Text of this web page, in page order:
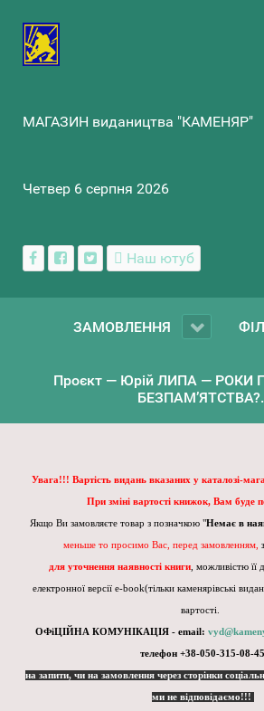
МАГАЗИН видаництва "КАМЕНЯР"
Четвер 6 серпня 2026
Наш ютуб
ЗАМОВЛЕННЯ
Проєкт — Юрій ЛИПА — РОКИ
Увага!!! Вартість видань вказаних у каталозі-
При зміні вартості книжок, Вам буде
Якщо Ви замовляєте товар з позначкою "Немає в
меньше то просимо Вас, перед замовленням,
для уточнення наявності книги , можливістю
електронної версії e-book(тільки каменярівські
вартості.
ОФіЦІЙНА КОМУНІКАЦІЯ - email:
телефон +38-050-315-08-45
на запити, чи на замовлення через сторінки
ми не відповідаємо!!!